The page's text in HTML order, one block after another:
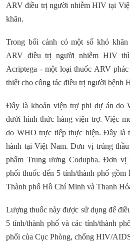
ARV điều trị người nhiễm HIV tại
khăn.
Trong bối cảnh có một số khó
ARV điều trị người nhiễm HIV
Acriptega - một loại thuốc ARV
thiết cho công tác điều trị người bệnh
Đây là khoản viện trợ phi dự án do
dưới hình thức hàng viện trợ. Việc
do WHO trực tiếp thực hiện. Đây là
hành tại Việt Nam. Đơn vị trúng
phẩm Trung ương Codupha. Đơn vị
phối thuốc đến 5 tỉnh/thành phố
Thành phố Hồ Chí Minh và Thanh
Lượng thuốc này được sử dụng để
5 tỉnh/thành phố và các tỉnh/thành
phối của Cục Phòng, chống HIV/